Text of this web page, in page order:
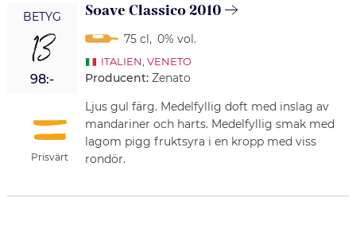
BETYG
13
98:-
Prisvärt
Soave Classico 2010
75 cl, 0% vol.
ITALIEN VENETO
Producent: Zenato
Ljus gul färg. Medelfyllig doft med inslag av
mandariner och harts. Medelfyllig smak med
lagom pigg fruktsyra i en kropp med viss
rondör.